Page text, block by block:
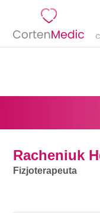
Racheniuk
Fizjoterapeuta